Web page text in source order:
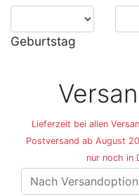
Geburtstag
Lieferzeit bei allen
Postversand ab August
nur noch in